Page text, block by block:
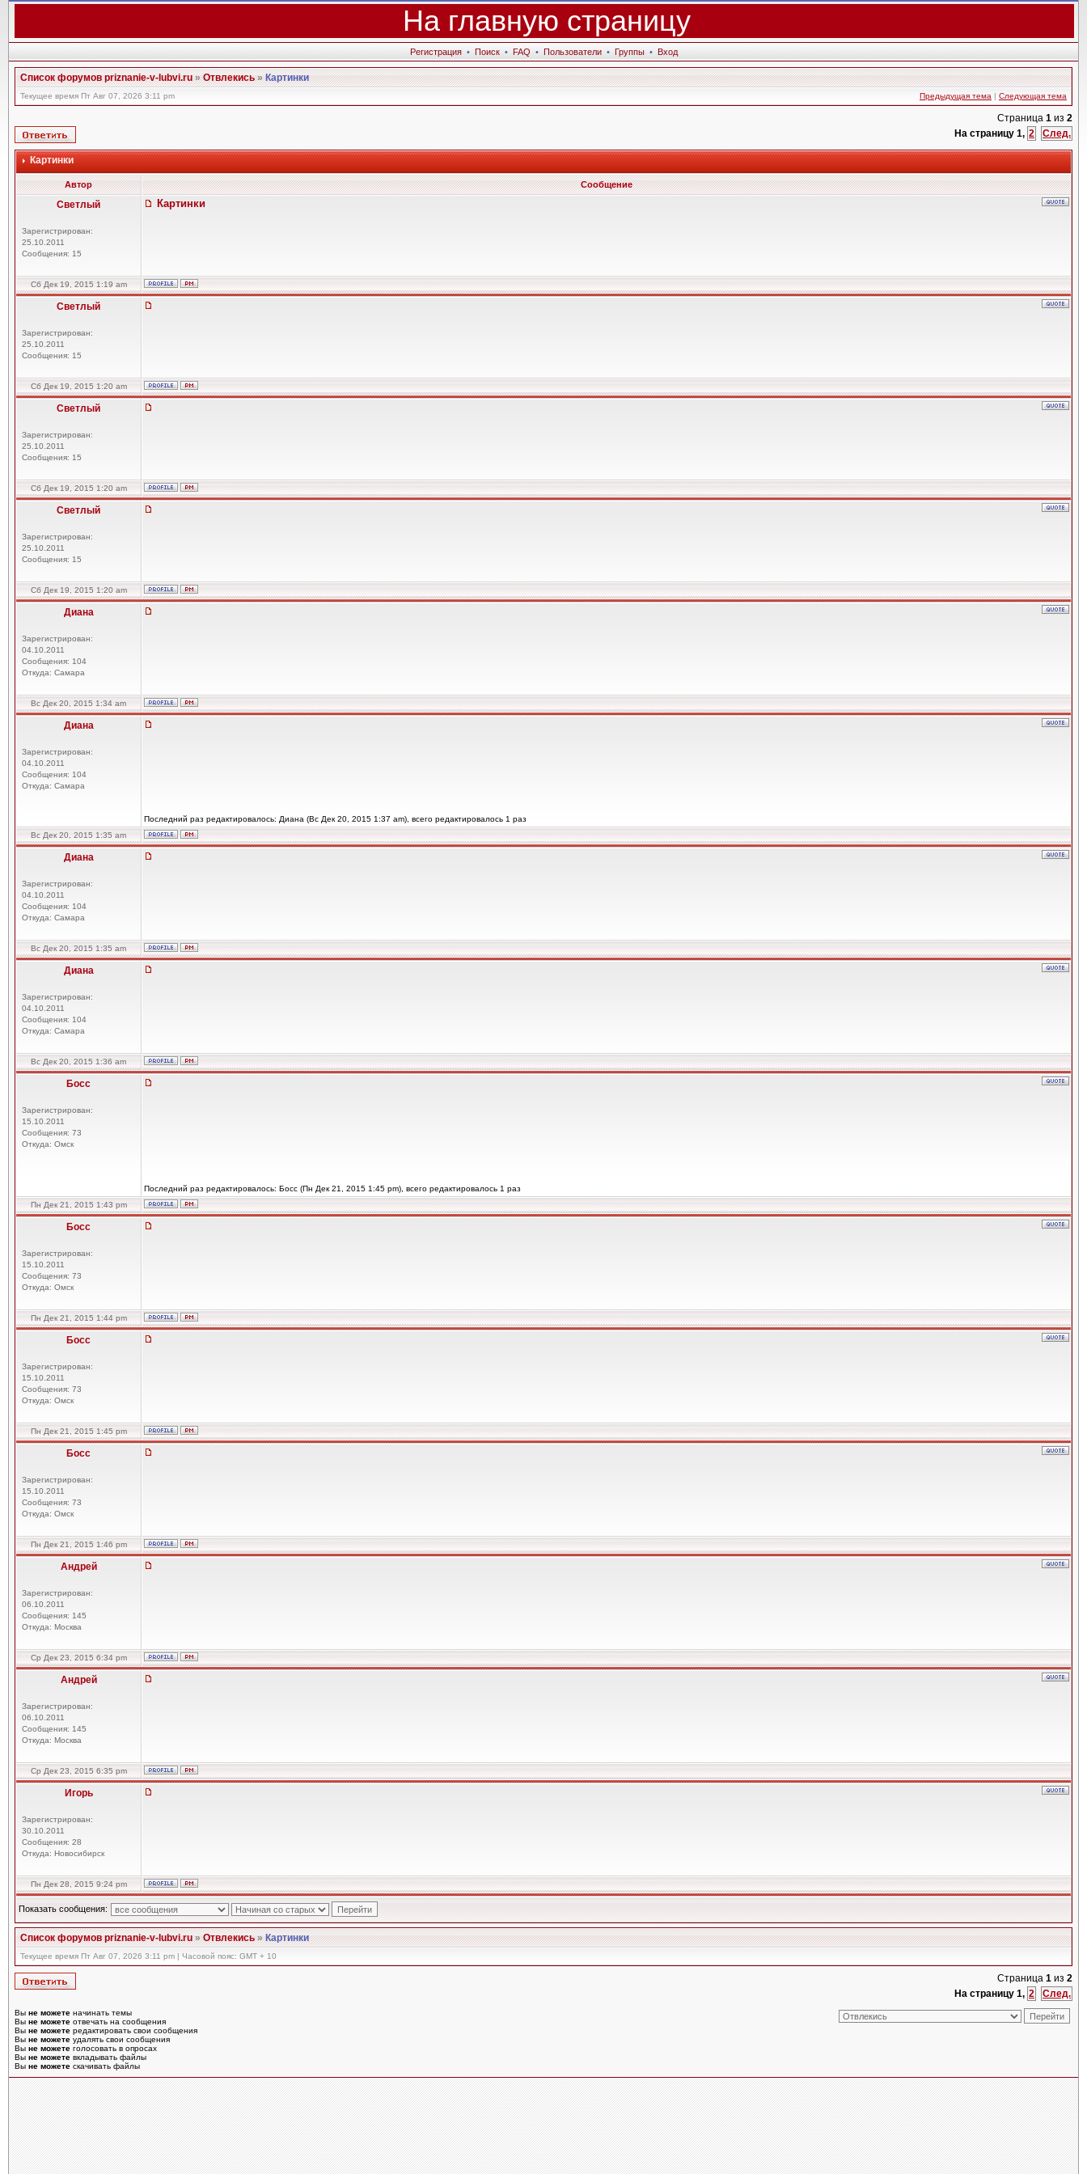
На главную страницу
Регистрация • Поиск • FAQ • Пользователи • Группы • Вход
Список форумов priznanie-v-lubvi.ru»Отвлекись»Картинки
Текущее время Пт Авг 07, 2026 3:11 pm Предыдущая тема | Следующая тема
Страница 1 из 2
На страницу 1, 2 След.
Картинки
Автор Сообщение
Светлый
Зарегистрирован:
25.10.2011
Сообщения: 15
Картинки
Сб Дек 19, 2015 1:19 am
Светлый
Зарегистрирован:
25.10.2011
Сообщения: 15
Сб Дек 19, 2015 1:20 am
Светлый
Зарегистрирован:
25.10.2011
Сообщения: 15
Сб Дек 19, 2015 1:20 am
Светлый
Зарегистрирован:
25.10.2011
Сообщения: 15
Сб Дек 19, 2015 1:20 am
Диана
Зарегистрирован:
04.10.2011
Сообщения: 104
Откуда: Самара
Вс Дек 20, 2015 1:34 am
Диана
Зарегистрирован:
04.10.2011
Сообщения: 104
Откуда: Самара
Последний раз редактировалось: Диана (Вс Дек 20, 2015 1:37 am), всего редактировалось 1 раз
Вс Дек 20, 2015 1:35 am
Диана
Зарегистрирован:
04.10.2011
Сообщения: 104
Откуда: Самара
Вс Дек 20, 2015 1:35 am
Диана
Зарегистрирован:
04.10.2011
Сообщения: 104
Откуда: Самара
Вс Дек 20, 2015 1:36 am
Босс
Зарегистрирован:
15.10.2011
Сообщения: 73
Откуда: Омск
Последний раз редактировалось: Босс (Пн Дек 21, 2015 1:45 pm), всего редактировалось 1 раз
Пн Дек 21, 2015 1:43 pm
Босс
Зарегистрирован:
15.10.2011
Сообщения: 73
Откуда: Омск
Пн Дек 21, 2015 1:44 pm
Босс
Зарегистрирован:
15.10.2011
Сообщения: 73
Откуда: Омск
Пн Дек 21, 2015 1:45 pm
Босс
Зарегистрирован:
15.10.2011
Сообщения: 73
Откуда: Омск
Пн Дек 21, 2015 1:46 pm
Андрей
Зарегистрирован:
06.10.2011
Сообщения: 145
Откуда: Москва
Ср Дек 23, 2015 6:34 pm
Андрей
Зарегистрирован:
06.10.2011
Сообщения: 145
Откуда: Москва
Ср Дек 23, 2015 6:35 pm
Игорь
Зарегистрирован:
30.10.2011
Сообщения: 28
Откуда: Новосибирск
Пн Дек 28, 2015 9:24 pm
Показать сообщения:
Список форумов priznanie-v-lubvi.ru»Отвлекись»Картинки
Текущее время Пт Авг 07, 2026 3:11 pm | Часовой пояс: GMT + 10
Страница 1 из 2
На страницу 1, 2 След.
Вы не можете начинать темы
Вы не можете отвечать на сообщения
Вы не можете редактировать свои сообщения
Вы не можете удалять свои сообщения
Вы не можете голосовать в опросах
Вы не можете вкладывать файлы
Вы не можете скачивать файлы